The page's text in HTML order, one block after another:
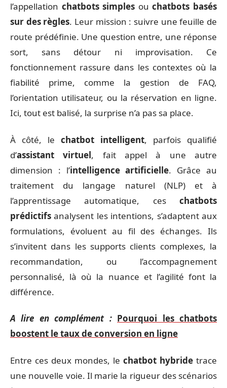
l’appellation chatbots simples ouchatbots basés
sur des règles. Leur mission : suivre une feuille de
route prédéfinie. Une question entre, une réponse
sort, sans détour ni improvisation. Ce
fonctionnement rassure dans les contextes où la
fiabilité prime, comme la gestion de FAQ,
l’orientation utilisateur, ou la réservation en ligne.
Ici, tout est balisé, la surprise n’a pas sa place.
À côté, le chatbot intelligent, parfois qualifié
d’assistant virtuel, fait appel à une autre
dimension : l’intelligence artificielle. Grâce au
traitement du langage naturel (NLP) et à
l’apprentissage automatique, ces chatbots
prédictifs analysent les intentions, s’adaptent aux
formulations, évoluent au fil des échanges. Ils
s’invitent dans les supports clients complexes, la
recommandation, ou l’accompagnement
personnalisé, là où la nuance et l’agilité font la
différence.
A lire en complément : Pourquoi les chatbots
boostent le taux de conversion en ligne
Entre ces deux mondes, le chatbot hybride trace
une nouvelle voie. Il marie la rigueur des scénarios